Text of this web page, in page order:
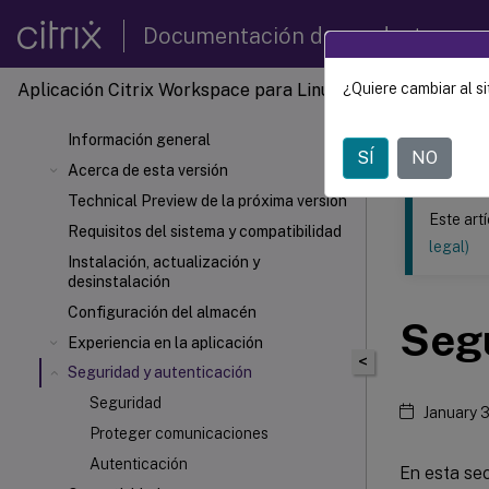
Documentación de productos
Aplicación Citrix Workspace para Linux
Información general
Acerca de esta versión
Technical Preview de la próxima versión
Requisitos del sistema y compatibilidad
Instalación, actualización y
desinstalación
Configuración del almacén
Experiencia en la aplicación
Seguridad y autenticación
Seguridad
Proteger comunicaciones
Autenticación
Este
<
Este
legal)
January
En esta
¿Quiere cambiar al
SÍ NO